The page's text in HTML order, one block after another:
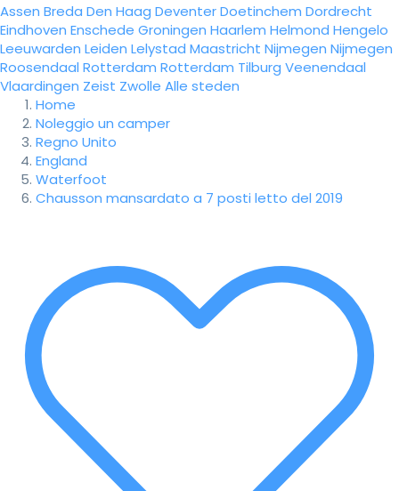
Assen Breda Den Haag DeventerDoetinchem Dordrecht
Eindhoven Enschede Groningen Haarlem Helmond Hengelo
Leeuwarden Leiden Lelystad Maastricht Nijmegen Nijmegen
Roosendaal Rotterdam Rotterdam Tilburg Veenendaal
Vlaardingen Zeist Zwolle Alle steden
Home
Noleggio un camper
Regno Unito
England
Waterfoot
Chausson mansardato a 7 posti letto del 2019